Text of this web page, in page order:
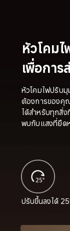
หัวโคม
เพื่อกา
หัวโคมไฟปรับ
ต้องการของคุ
ได้สำหรับทุกสิ่
พบกับแสงที่ยืด
ปรับขึ้นลงได้